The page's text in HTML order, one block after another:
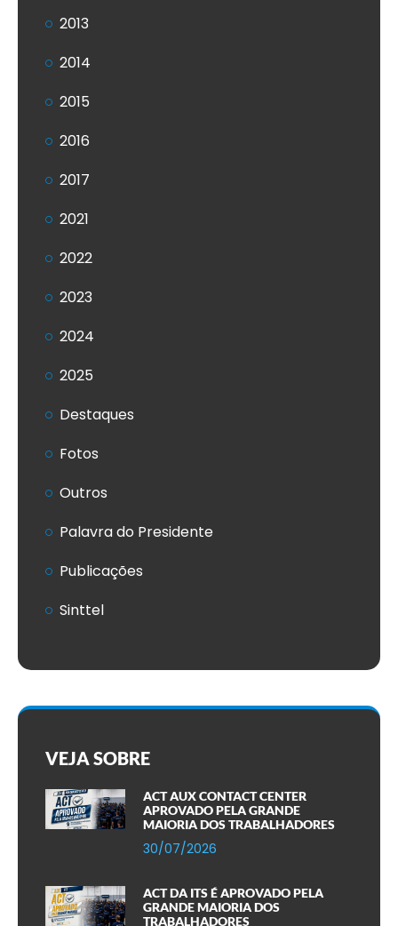
2013
2014
2015
2016
2017
2021
2022
2023
2024
2025
Destaques
Fotos
Outros
Palavra do Presidente
Publicações
Sinttel
VEJA SOBRE
ACT AUX CONTACT CENTER
APROVADO PELA GRANDE
MAIORIA DOS TRABALHADORES
30/07/2026
ACT DA ITS É APROVADO PELA
GRANDE MAIORIA DOS
TRABALHADORES